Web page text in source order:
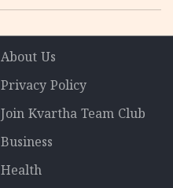
About Us
Privacy Policy
Join Kvartha Team Club
Business
Health